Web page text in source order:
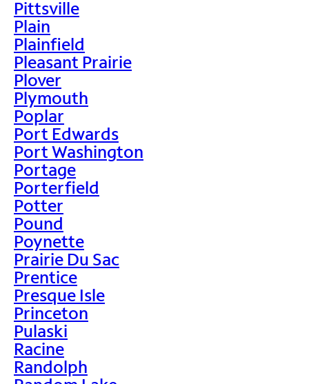
Pittsville
Plain
Plainfield
Pleasant Prairie
Plover
Plymouth
Poplar
Port Edwards
Port Washington
Portage
Porterfield
Potter
Pound
Poynette
Prairie Du Sac
Prentice
Presque Isle
Princeton
Pulaski
Racine
Randolph